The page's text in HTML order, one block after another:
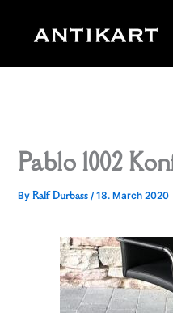
Pablo 1002
ByRalf Durbass/18. March 2020